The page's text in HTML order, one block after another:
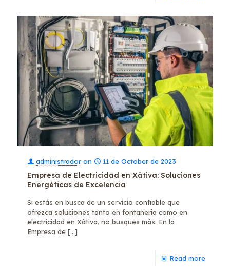
administrador on 11 de October de 2023
Empresa de Electricidad en Xàtiva: Soluciones
Energéticas de Excelencia
Si estás en busca de un servicio confiable que
ofrezca soluciones tanto en fontanería como en
electricidad en Xàtiva, no busques más. En la
Empresa de […]
Read more